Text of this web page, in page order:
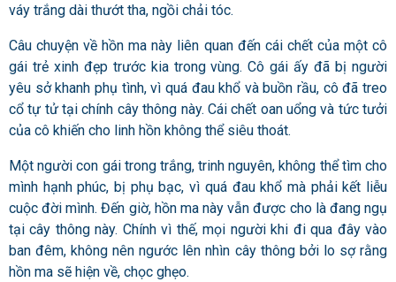
váy trắng dài thướt tha, ngồi chải tóc.
Câu chuyện về hồn ma này liên quan đến cái chết của một cô
gái trẻ xinh đẹp trước kia trong vùng. Cô gái ấy đã bị người
yêu sở khanh phụ tình, vì quá đau khổ và buồn rầu, cô đã treo
cổ tự tử tại chính cây thông này. Cái chết oan uổng và tức tưởi
của cô khiến cho linh hồn không thể siêu thoát.
Một người con gái trong trắng, trinh nguyên, không thể tìm cho
mình hạnh phúc, bị phụ bạc, vì quá đau khổ mà phải kết liễu
cuộc đời mình. Đến giờ, hồn ma này vẫn được cho là đang ngụ
tại cây thông này. Chính vì thế, mọi người khi đi qua đây vào
ban đêm, không nên ngước lên nhìn cây thông bởi lo sợ rằng
hồn ma sẽ hiện về, chọc ghẹo.